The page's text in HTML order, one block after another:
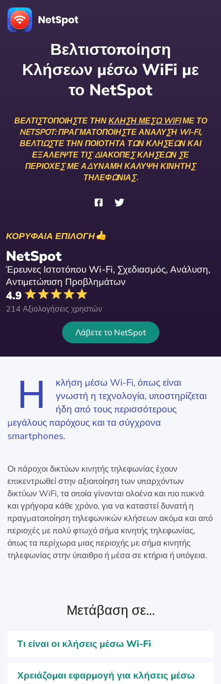
Βελτιστοποίηση
Κλήσεων μέσω WiFi με
το NetSpot
ΒΕΛΤΙΣΤΟΠΟΙΉΣΤΕ ΤΗΝΚΛΉΣΗ ΜΈΣΩ WIFIΜΕ ΤΟ
NETSPOT: ΠΡΑΓΜΑΤΟΠΟΙΉΣΤΕ ΑΝΆΛΥΣΗ WI-FI,
ΒΕΛΤΙΏΣΤΕ ΤΗΝ ΠΟΙΌΤΗΤΑ ΤΩΝ ΚΛΉΣΕΩΝ ΚΑΙ
ΕΞΑΛΕΊΨΤΕ ΤΙΣ ΔΙΑΚΟΠΈΣ ΚΛΉΣΕΩΝ ΣΕ
ΠΕΡΙΟΧΈΣ ΜΕ ΑΔΎΝΑΜΗ ΚΆΛΥΨΗ ΚΙΝΗΤΉΣ
ΤΗΛΕΦΩΝΊΑΣ.
ΚΟΡΥΦΑΙΑ ΕΠΙΛΟΓΗ
NetSpot
Έρευνες Ιστοτόπου Wi-Fi, Σχεδιασμός, Ανάλυση,
Αντιμετώπιση Προβλημάτων
4.9
214 Αξιολογήσεις χρηστών
Λάβετε το NetSpot
Η
κλήση μέσω Wi-Fi, όπως είναι
γνωστή η τεχνολογία, υποστηρίζεται
ήδη από τους περισσότερους
μεγάλους παρόχους και τα σύγχρονα
smartphones.
Οι πάροχοι δικτύων κινητής τηλεφωνίας έχουν
επικεντρωθεί στην αξιοποίηση των υπαρχόντων
δικτύων WiFi, τα οποία γίνονται ολοένα και πιο πυκνά
και γρήγορα κάθε χρόνο, για να καταστεί δυνατή η
πραγματοποίηση τηλεφωνικών κλήσεων ακόμα και από
περιοχές με πολύ φτωχό σήμα κινητής τηλεφωνίας,
όπως τα περίχωρα μιας περιοχής με σήμα κινητής
τηλεφωνίας στην ύπαιθρο ή μέσα σε κτήρια ή υπόγεια.
Μετάβαση σε...
Τι είναι οι κλήσεις μέσω Wi-Fi
Χρειάζομαι εφαρμογή για κλήσεις μέσω